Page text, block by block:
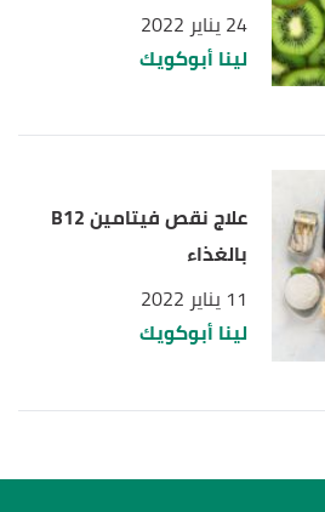
24 يناير 2022
لينا أبوكويك
علاج نقص فيتامين B12
بالغذاء
11 يناير 2022
لينا أبوكويك